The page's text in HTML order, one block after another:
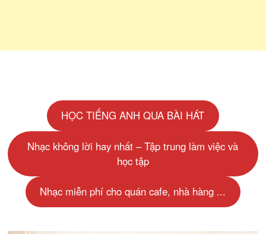
HỌC TIẾNG ANH QUA BÀI HÁT
Nhạc không lời hay nhất – Tập trung làm việc và
học tập
Nhạc miễn phí cho quán cafe, nhà hàng ...